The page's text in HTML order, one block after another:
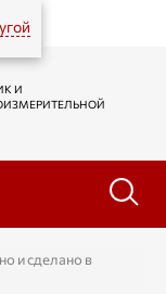
И
и сделано в